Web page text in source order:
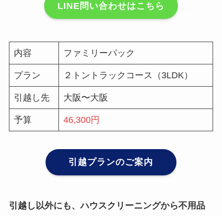
LINE問い合わせはこちら
内容 ファミリーパック
プラン ２トントラックコース（3LDK）
引越し先 大阪〜大阪
予算 46,300円
引越プランのご案内
引越し以外にも、ハウスクリーニングから不用品